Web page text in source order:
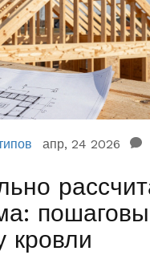
апр, 24 2026
кровли